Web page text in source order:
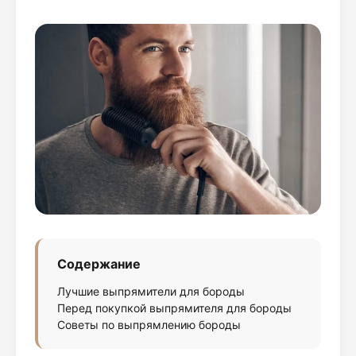
Содержание
Лучшие выпрямители для бороды
Перед покупкой выпрямителя для бороды
Советы по выпрямлению бороды